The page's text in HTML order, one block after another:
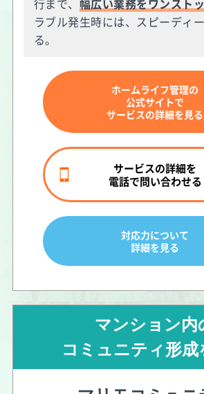
行まで、 幅広い業務をワンスト
ラブル発生時には、スピーディ
る。
ホームライフ管理の
公式サイトで
サービスの詳細を見る
サービスの詳細を
電話で問い合わせる
対応力について
詳細を見る
マンション内
コミュニティ形成